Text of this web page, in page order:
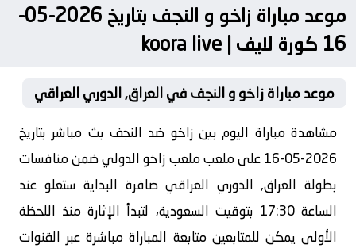
موعد مباراة زاخو و النجف بتاريخ 2026-05-
16 كورة لايف | koora live
موعد مباراة زاخو و النجف في العراق, الدوري العراقي
مشاهدة مباراة اليوم بين زاخو ضد النجف بث مباشر بتاريخ
2026-05-16 على ملعب ملعب زاخو الدولي ضمن منافسات
بطولة العراق, الدوري العراقي صافرة البداية ستعلو عند
الساعة 17:30 بتوقيت السعودية، لتبدأ الإثارة منذ اللحظة
الأولى يمكن للمتابعين متابعة المباراة مباشرة عبر القنوات